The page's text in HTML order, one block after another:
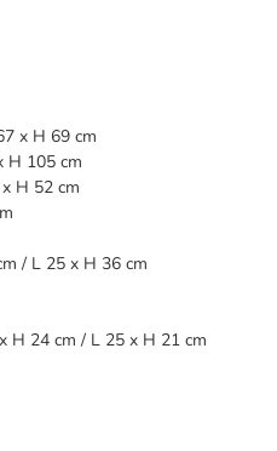
x H 69 cm
x H 105 cm
H 52 cm
cm
/ L 25 x H 36 cm
H 24 cm / L 25 x H 21 cm
18 cm